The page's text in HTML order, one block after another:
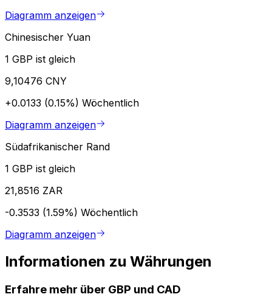
Diagramm anzeigen
Chinesischer Yuan
1 GBP ist gleich
9,10476 CNY
+0.0133 (0.15%) Wöchentlich
Diagramm anzeigen
Südafrikanischer Rand
1 GBP ist gleich
21,8516 ZAR
-0.3533 (1.59%) Wöchentlich
Diagramm anzeigen
Informationen zu Währungen
Erfahre mehr über GBP und CAD